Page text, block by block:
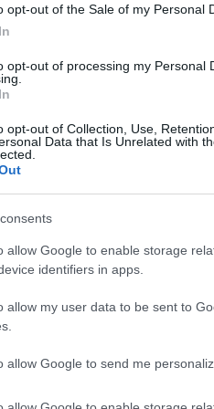
opt-out of the Sale of my Personal
opt-out of processing my Personal
opt-out of Collection, Use,
Data that Is Unrelated with
allow Google to enable storage
identifiers in apps.
allow my user data to be sent to
allow Google to send me
positivo
Crisi del
International,la ASL
Avviata l’azione di
Intervistati tutti i
con il caso
interviste hanno
ed in
scuola. Effettueranno
linee guida
per il tempo
in relazione ai tempi e alle
dalla stretta e